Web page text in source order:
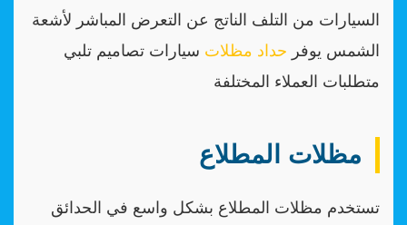
السيارات من التلف الناتج عن التعرض المباشر لأشعة
الشمس يوفر حداد مظلات سيارات تصاميم تلبي
متطلبات العملاء المختلفة
مظلات المطلاع
تستخدم مظلات المطلاع بشكل واسع في الحدائق